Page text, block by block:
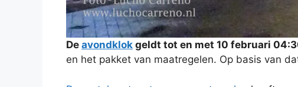
De avondklok geldt tot en met 10 februari
en het pakket van maatregelen. Op basis van